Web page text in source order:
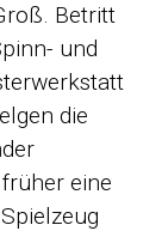
Betritt
und
die
eine